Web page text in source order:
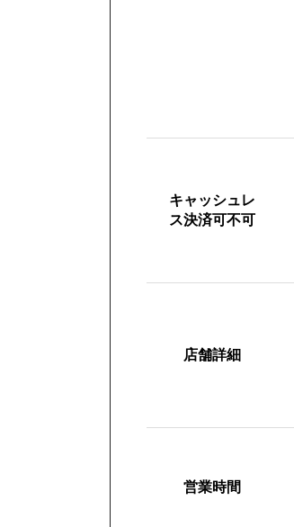
キャッシュレ
ス決済可不可
店舗詳細
営業時間